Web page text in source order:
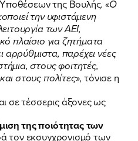
της Βουλής. «Ο
την υφιστάμενη
των ΑΕΙ,
πλαίσιο για ζητήματα
αρρύθμιστα, παρέχει νέες
στους φοιτητές,
στους πολίτες», τόνισε η
σε τέσσερις άξονες ως
της ποιότητας των
τον εκσυγχρονισμό των